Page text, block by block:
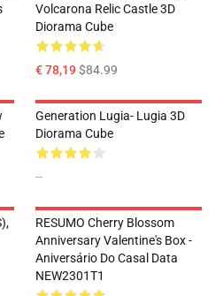
Volcarona Relic Castle 3D
Diorama Cube
€ 78,19$84.99
Generation Lugia- Lugia 3D
Diorama Cube
--
RESUMO Cherry Blossom
Anniversary Valentine's Box -
Aniversário Do Casal Data
NEW2301T1